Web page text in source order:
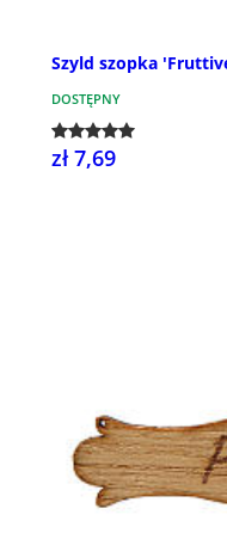
Szyld szopka
DOSTĘPNY
zł 7,69